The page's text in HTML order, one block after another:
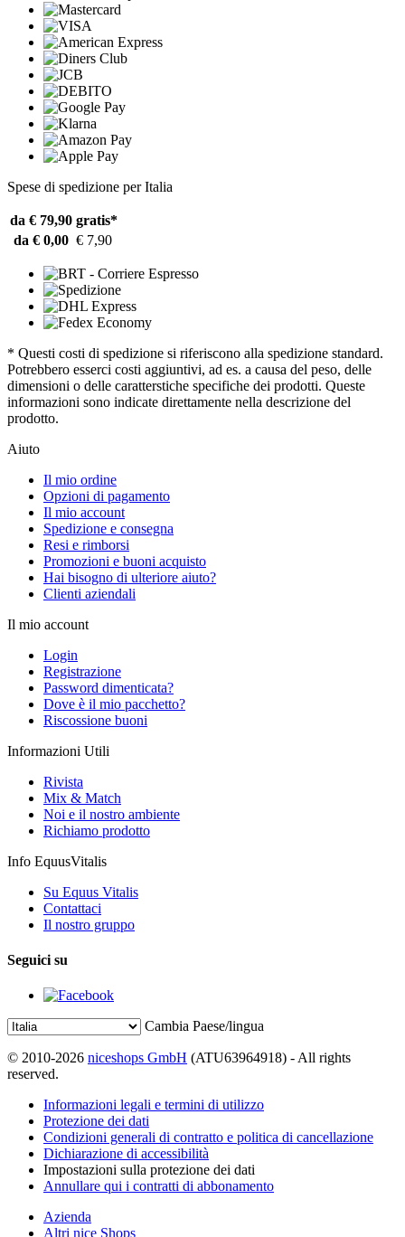
Spese di spedizione per Italia
da € 79,90 gratis*
da € 0,00 € 7,90
* Questi costi di spedizione si riferiscono alla spedizione standard.
Potrebbero esserci costi aggiuntivi, ad es. a causa del peso, delle
dimensioni o delle caratterstiche specifiche dei prodotti. Queste
informazioni sono indicate direttamente nella descrizione del
prodotto.
Aiuto
Il mio ordine
Opzioni di pagamento
Il mio account
Spedizione e consegna
Resi e rimborsi
Promozioni e buoni acquisto
Hai bisogno di ulteriore aiuto?
Clienti aziendali
Il mio account
Login
Registrazione
Password dimenticata?
Dove è il mio pacchetto?
Riscossione buoni
Informazioni Utili
Rivista
Mix & Match
Noi e il nostro ambiente
Richiamo prodotto
Info EquusVitalis
Su Equus Vitalis
Contattaci
Il nostro gruppo
Seguici su
Cambia Paese/lingua
© 2010-2026 niceshops GmbH (ATU63964918) - All rights
reserved.
Informazioni legali e termini di utilizzo
Protezione dei dati
Condizioni generali di contratto e politica di cancellazione
Dichiarazione di accessibilità
Impostazioni sulla protezione dei dati
Annullare qui i contratti di abbonamento
Azienda
Altri nice Shops